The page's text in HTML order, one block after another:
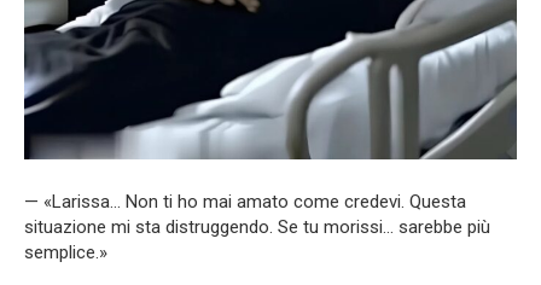
— «Larissa… Non ti ho mai amato come credevi. Questa
situazione mi sta distruggendo. Se tu morissi… sarebbe più
semplice.»